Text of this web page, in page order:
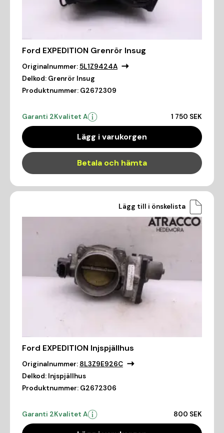
Ford EXPEDITION Grenrör Insug
Originalnummer:5L1Z9424A
Delkod: Grenrör Insug
Produktnummer: G2672309
Garanti 2Kvalitet A 1 750 SEK
Lägg i varukorgen
Betala och hämta
Lägg till i önskelista
Ford EXPEDITION Injspjällhus
Originalnummer: 8L3Z9E926C
Delkod: Injspjällhus
Produktnummer: G2672306
Garanti 2Kvalitet A 800 SEK